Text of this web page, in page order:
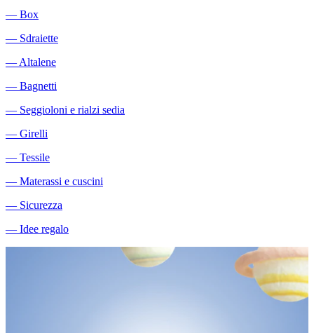
― Box
― Sdraiette
―Altalene
― Bagnetti
― Seggioloni e rialzi sedia
― Girelli
― Tessile
― Materassi e cuscini
― Sicurezza
― Idee regalo